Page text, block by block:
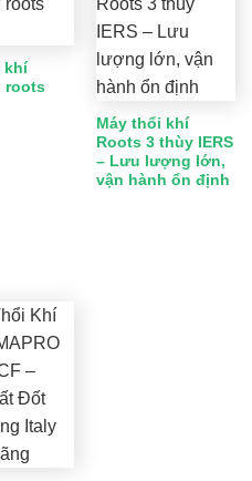
khí
roots
Máy thổi khí
Roots 3 thùy IERS
– Lưu lượng lớn,
vận hành ổn định